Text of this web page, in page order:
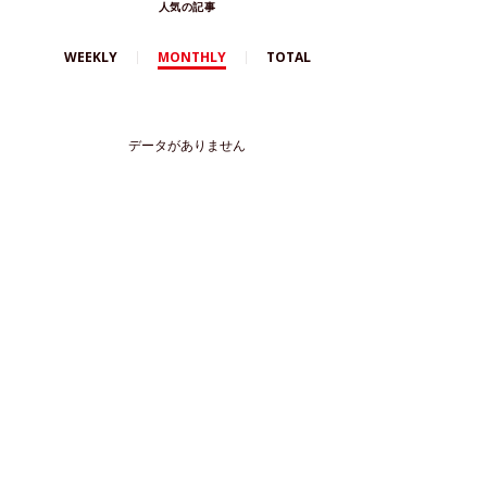
人気の記事
WEEKLY MONTHLY TOTAL
データがありません